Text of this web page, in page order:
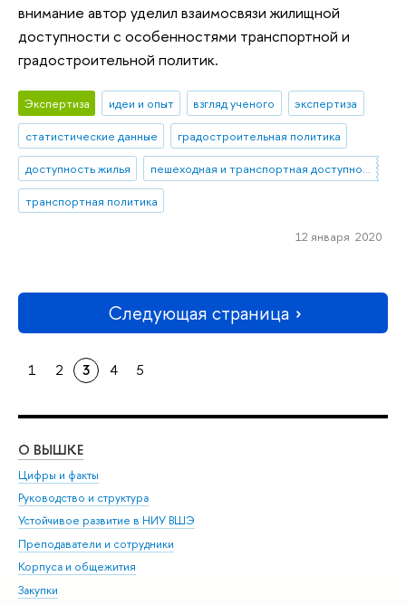
внимание автор уделил взаимосвязи жилищной
доступности с особенностями транспортной и
градостроительной политик.
Экспертиза идеи и опыт взгляд ученого
экспертиза
статистические данные
градостроительная политика
доступность жилья
пешеходная и транспортная доступность
транспортная политика
12 января 2020
Следующая страница
1 2 3 4 5
О ВЫШКЕ
Цифры и факты
Руководство и структура
Устойчивое развитие в НИУ ВШЭ
Преподаватели и сотрудники
Корпуса и общежития
Закупки